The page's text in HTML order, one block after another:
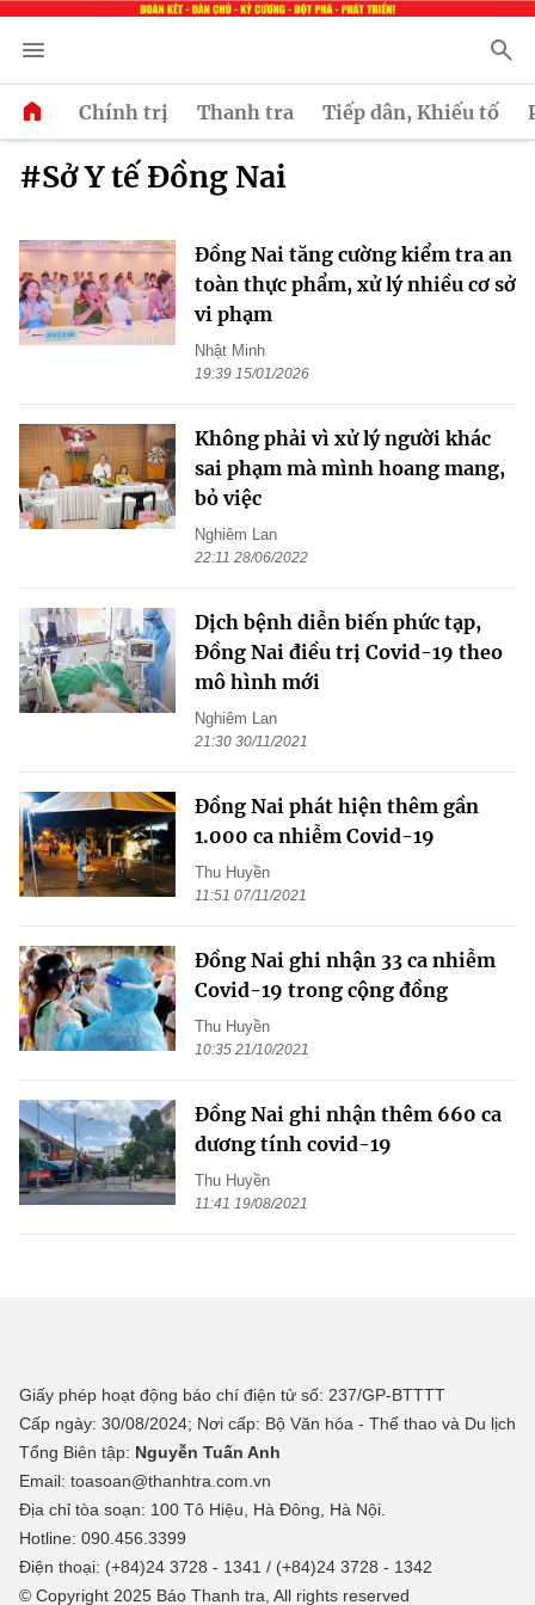
Chính trị Thanh tra Tiếp dân, Khiếu tố
#Sở Y tế Đồng Nai
Đồng Nai tăng cường kiểm tra an
toàn thực phẩm, xử lý nhiều cơ sở
vi phạm
Nhật Minh
19:39 15/01/2026
Không phải vì xử lý người khác
sai phạm mà mình hoang mang,
bỏ việc
Nghiêm Lan
22:11 28/06/2022
Dịch bệnh diễn biến phức tạp,
Đồng Nai điều trị Covid-19 theo
mô hình mới
Nghiêm Lan
21:30 30/11/2021
Đồng Nai phát hiện thêm gần
1.000 ca nhiễm Covid-19
Thu Huyền
11:51 07/11/2021
Đồng Nai ghi nhận 33 ca nhiễm
Covid-19 trong cộng đồng
Thu Huyền
10:35 21/10/2021
Đồng Nai ghi nhận thêm 660 ca
dương tính covid-19
Thu Huyền
11:41 19/08/2021
Giấy phép hoạt động báo chí điện tử số: 237/GP-BTTTT
Cấp ngày: 30/08/2024; Nơi cấp: Bộ Văn hóa - Thể thao và Du lịch
Tổng Biên tập: Nguyễn Tuấn Anh
Email: toasoan@thanhtra.com.vn
Địa chỉ tòa soạn: 100 Tô Hiệu, Hà Đông, Hà Nội.
Hotline: 090.456.3399
Điện thoại: (+84)24 3728 - 1341 / (+84)24 3728 - 1342
© Copyright 2025 Báo Thanh tra, All rights reserved